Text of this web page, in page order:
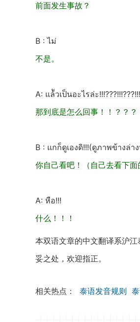
前面发生事故？
B : ไม่
不是。
A: แล้ัวเป็นอะไรล่ะ!!!???!!!???!!!
那到底是怎么回事！！？？？
B : แกก็ดูเองดิ!!!(ดูภาพข้างล่า
你自己看吧！（自己去看下面
A: หือ!!!
什么！！！
本双语文章的中文翻译系沪
妥之处，欢迎指正。
相关热点： 泰语发音规则